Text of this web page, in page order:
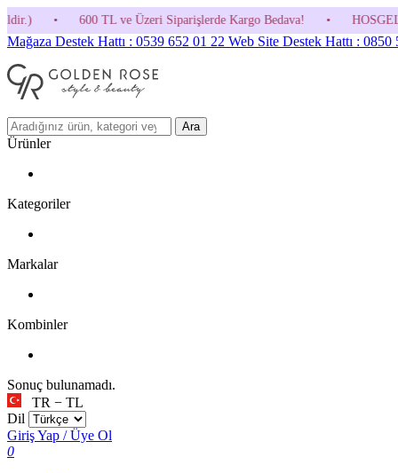
ve Üzeri Siparişlerde Kargo Bedava! • HOSGELDIN30 Kodunu
Mağaza Destek Hattı : 0539 652 01 22 Web Site Destek Hattı : 0850
Ara
Ürünler
Kategoriler
Markalar
Kombinler
Sonuç bulunamadı.
TR − TL
Dil
Giriş Yap / Üye Ol
0